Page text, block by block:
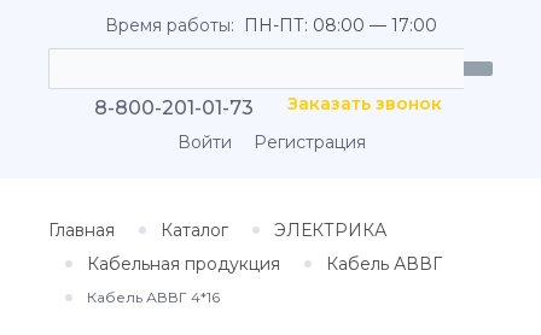
Время работы: ПН-ПТ: 08:00 — 17:00
8-800-201-01-73
Заказать звонок
Войти
Регистрация
Главная Каталог
ЭЛЕКТРИКА
Кабельная продукция
Кабель АВВГ
Кабель АВВГ 4*16